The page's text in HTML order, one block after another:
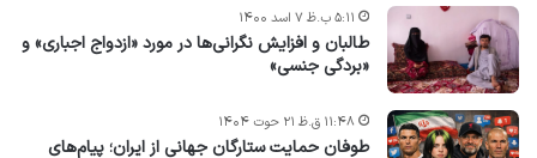
طالبان و افزایش نگرانی‌ها در مورد «ازدواج اجباری» و
«بردگی جنسی»
۵:۱۱ ب.ظ ۷ اسد ۱۴۰۰
طوفان حمایت ستارگان جهانی از ایران؛ پیام‌های
۱۱:۴۸ ق.ظ ۲۱ حوت ۱۴۰۴